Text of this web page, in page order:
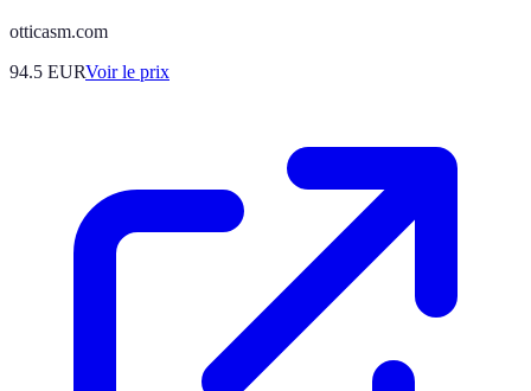
otticasm.com
94.5 EURVoir le prix